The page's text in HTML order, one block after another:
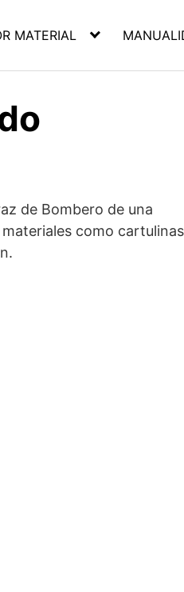
MATERIAL
de Bombero de una
como cartulinas